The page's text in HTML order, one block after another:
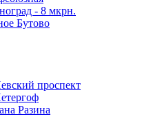
- 8 мкрн.
Бутово
проспект
Разина